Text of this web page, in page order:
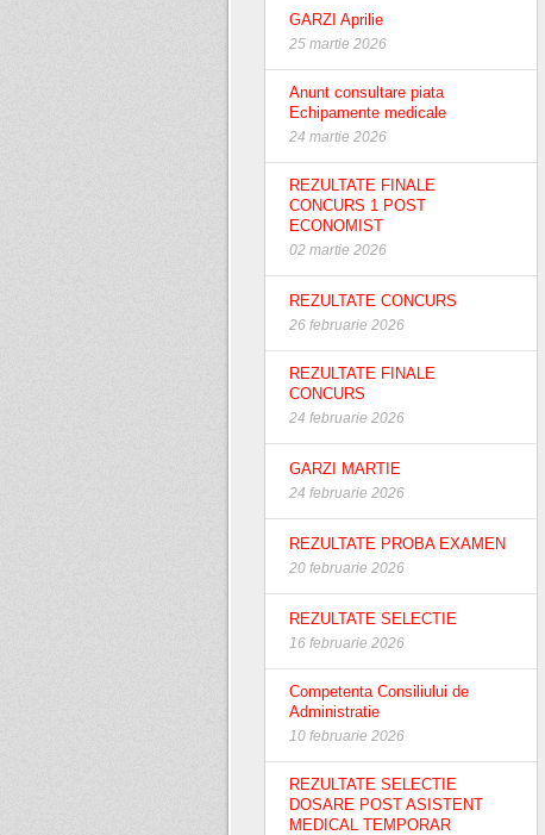
GARZI Aprilie
25 martie 2026
Anunt consultare piata
Echipamente medicale
24 martie 2026
REZULTATE FINALE
CONCURS 1 POST
ECONOMIST
02 martie 2026
REZULTATE CONCURS
26 februarie 2026
REZULTATE FINALE
CONCURS
24 februarie 2026
GARZI MARTIE
24 februarie 2026
REZULTATE PROBA EXAMEN
20 februarie 2026
REZULTATE SELECTIE
16 februarie 2026
Competenta Consiliului de
Administratie
10 februarie 2026
REZULTATE SELECTIE
DOSARE POST ASISTENT
MEDICAL TEMPORAR